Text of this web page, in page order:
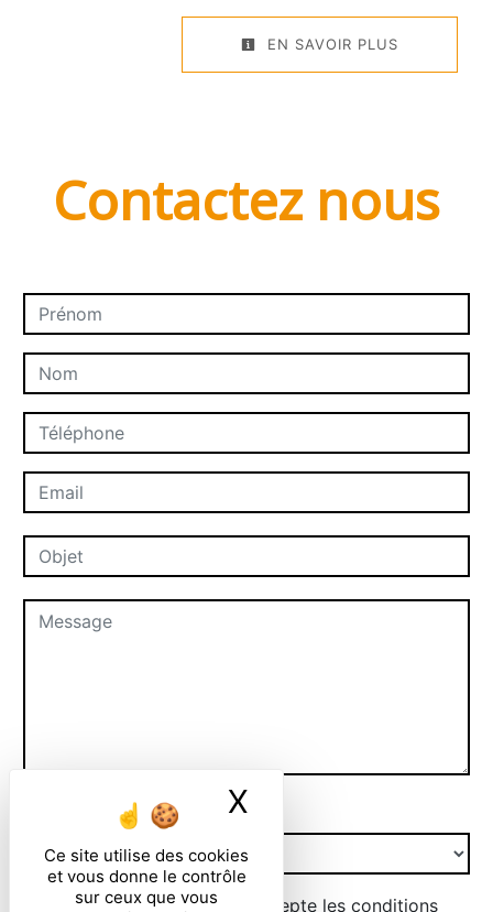
Ce site utilise des cookies
et vous donne le contrôle
sur ceux que vous
X
EN SAVOIR PLUS
Contactez nous
Combien font dix plus sept
En cochant cette case, j'accepte les conditions